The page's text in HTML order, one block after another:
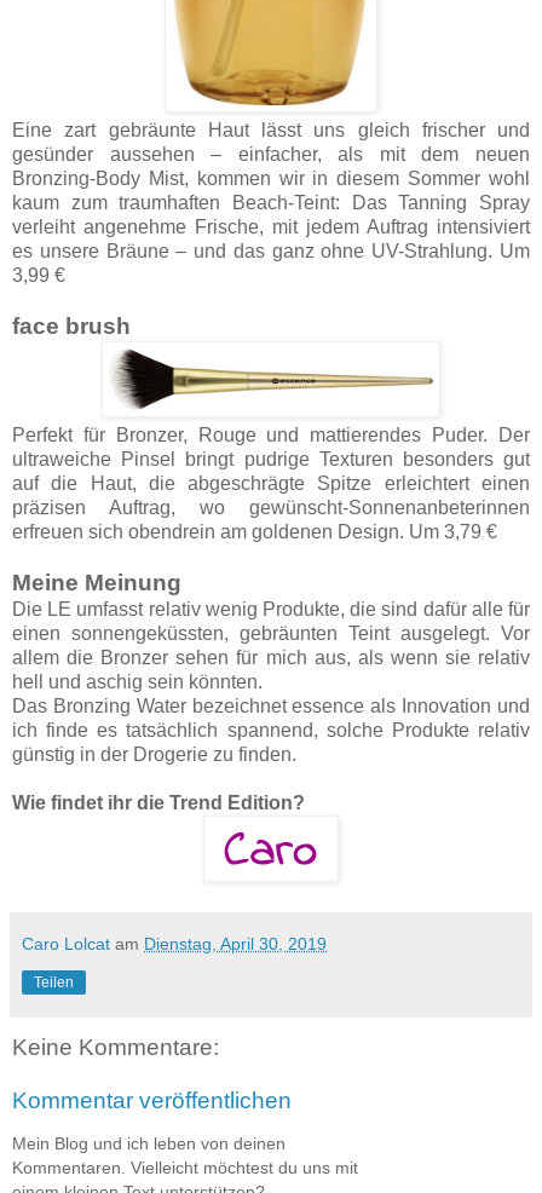
Eine zart gebräunte Haut lässt uns gleich frischer und
gesünder aussehen – einfacher, als mit dem neuen
Bronzing-Body Mist, kommen wir in diesem Sommer wohl
kaum zum traumhaften Beach-Teint: Das Tanning Spray
verleiht angenehme Frische, mit jedem Auftrag intensiviert
es unsere Bräune – und das ganz ohne UV-Strahlung. Um
3,99 €
face brush
Perfekt für Bronzer, Rouge und mattierendes Puder. Der
ultraweiche Pinsel bringt pudrige Texturen besonders gut
auf die Haut, die abgeschrägte Spitze erleichtert einen
präzisen Auftrag, wo gewünscht-Sonnenanbeterinnen
erfreuen sich obendrein am goldenen Design. Um 3,79 €
Meine Meinung
Die LE umfasst relativ wenig Produkte, die sind dafür alle für
einen sonnengeküssten, gebräunten Teint ausgelegt. Vor
allem die Bronzer sehen für mich aus, als wenn sie relativ
hell und aschig sein könnten.
Das Bronzing Water bezeichnet essence als Innovation und
ich finde es tatsächlich spannend, solche Produkte relativ
günstig in der Drogerie zu finden.
Wie findet ihr die Trend Edition?
Caro Lolcat am Dienstag, April 30, 2019
Teilen
Keine Kommentare:
Kommentar veröffentlichen
Mein Blog und ich leben von deinen
Kommentaren. Vielleicht möchtest du uns mit